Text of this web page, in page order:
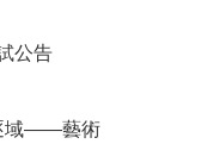
公告
域——藝術